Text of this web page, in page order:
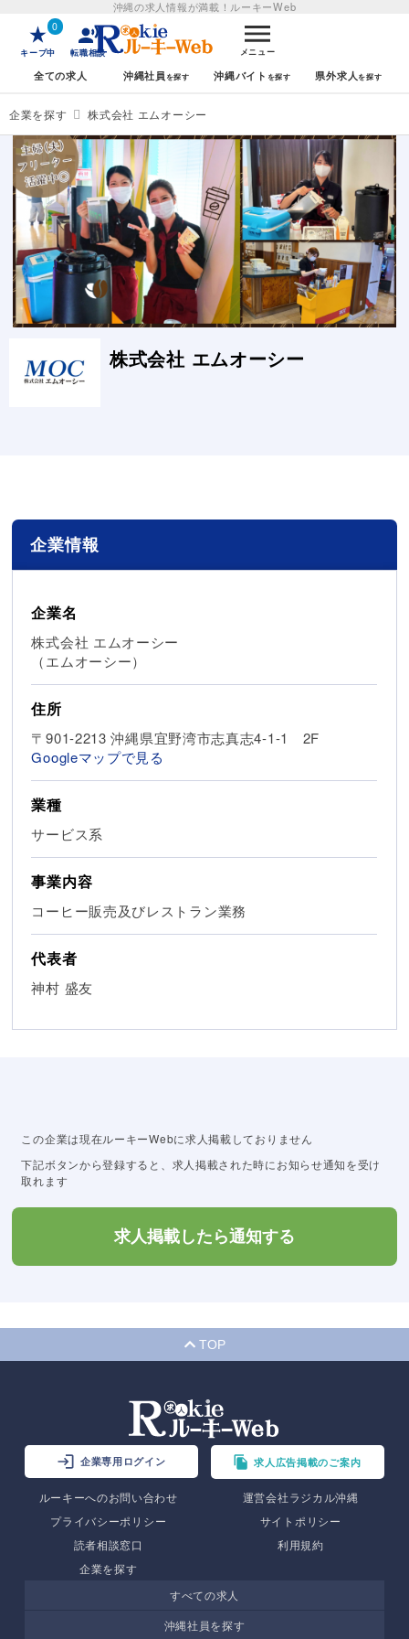
沖縄の求人情報が満載！ ルーキーWeb
0
キープ中 転職相談 メニュー
全ての求人 沖縄社員 沖縄バイト 県外求人
企業を探す 株式会社 エムオーシー
株式会社 エムオーシー
企業情報
企業名
株式会社 エムオーシー
（エムオーシー）
住所
〒901-2213 沖縄県宜野湾市志真志4-1-1 2F
Googleマップで見る
業種
サービス系
事業内容
コーヒー販売及びレストラン業務
代表者
神村 盛友
この企業は現在ルーキーWebに求人掲載しておりません
下記ボタンから登録すると、求人掲載された時にお知らせ通知を受け
取れます
求人掲載したら通知する
TOP
企業専用ログイン 求人広告掲載のご案内
ルーキーへのお問い合わせ
運営会社ラジカル沖縄
プライバシーポリシー
サイトポリシー
読者相談窓口
利用規約
企業を探す
すべての求人
沖縄社員を探す